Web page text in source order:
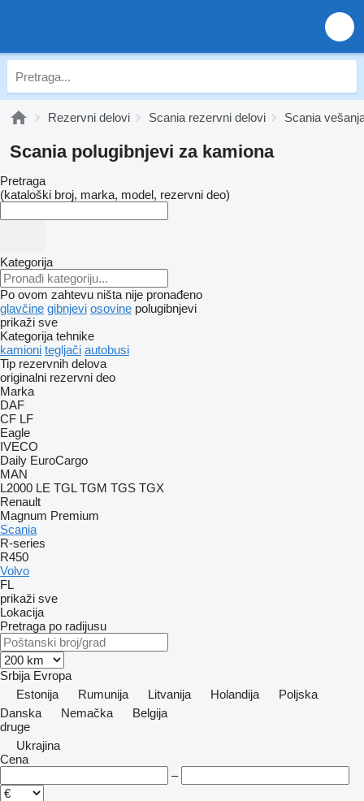
Rezervni delovi Scania rezervni delovi Scania
Scania polugibnjevi za kamiona
Pretraga
(kataloški broj, marka, model, rezervni deo)
Kategorija
Po ovom zahtevu ništa nije pronađeno
glavčine gibnjevi osovine polugibnjevi
prikaži sve
Kategorija tehnike
kamioni tegljači autobusi
Tip rezervnih delova
originalni rezervni deo
Marka
DAF
CF LF
Eagle
IVECO
Daily EuroCargo
MAN
L2000 LE TGL TGM TGS TGX
Renault
Magnum Premium
Scania
R-series
R450
Volvo
FL
prikaži sve
Lokacija
Pretraga po radijusu
Srbija Evropa
Estonija
Rumunija Litvanija Holandija
Poljska
Danska
Nemačka
Belgija
druge
Ukrajina
Cena
–